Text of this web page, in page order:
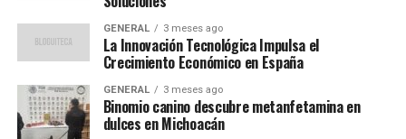
En el caso del ministro Giovanni Figueroa, también se
revocaron parcialmente las multas por no haber
reportado operaciones en tiempo real. La revisión
exhaustiva del caso reveló discrepancias en las fechas de
operación de tres egresos, lo cual, según el tribunal, no
debería operar en su perjuicio.
GENERAL 3 meses ago
La Innovación Tecnológica Impulsa el
Crecimiento Económico en España
GENERAL 3 meses ago
Binomio canino descubre metanfetamina en
dulces en Michoacán